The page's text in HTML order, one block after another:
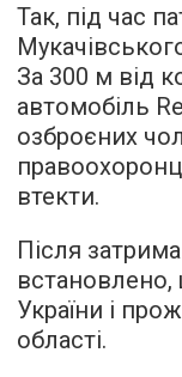
Так, під час
За 300 м від
автомобіль
озброєних
втекти.
Після
України і
області.